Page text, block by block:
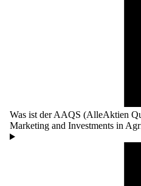
Was ist der AAQS (AlleAktien
Marketing and Investments in